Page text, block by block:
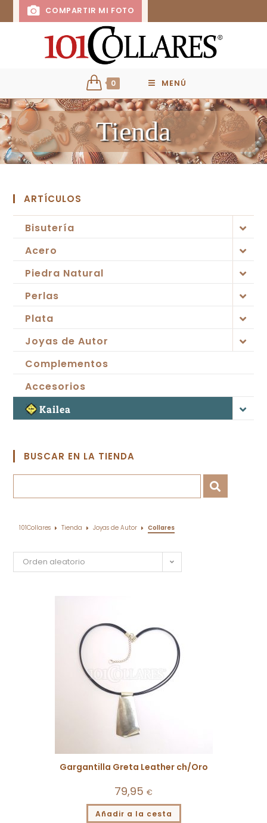
COMPARTIR MI FOTO
0 MENÚ
Tienda
ARTÍCULOS
Bisutería
Acero
Piedra Natural
Perlas
Plata
Joyas de Autor
Complementos
Accesorios
Kailea
BUSCAR EN LA TIENDA
101Collares Tienda Joyas de Autor Collares
Orden aleatorio
Gargantilla Greta Leather ch/Oro
79,95 €
Añadir a la cesta